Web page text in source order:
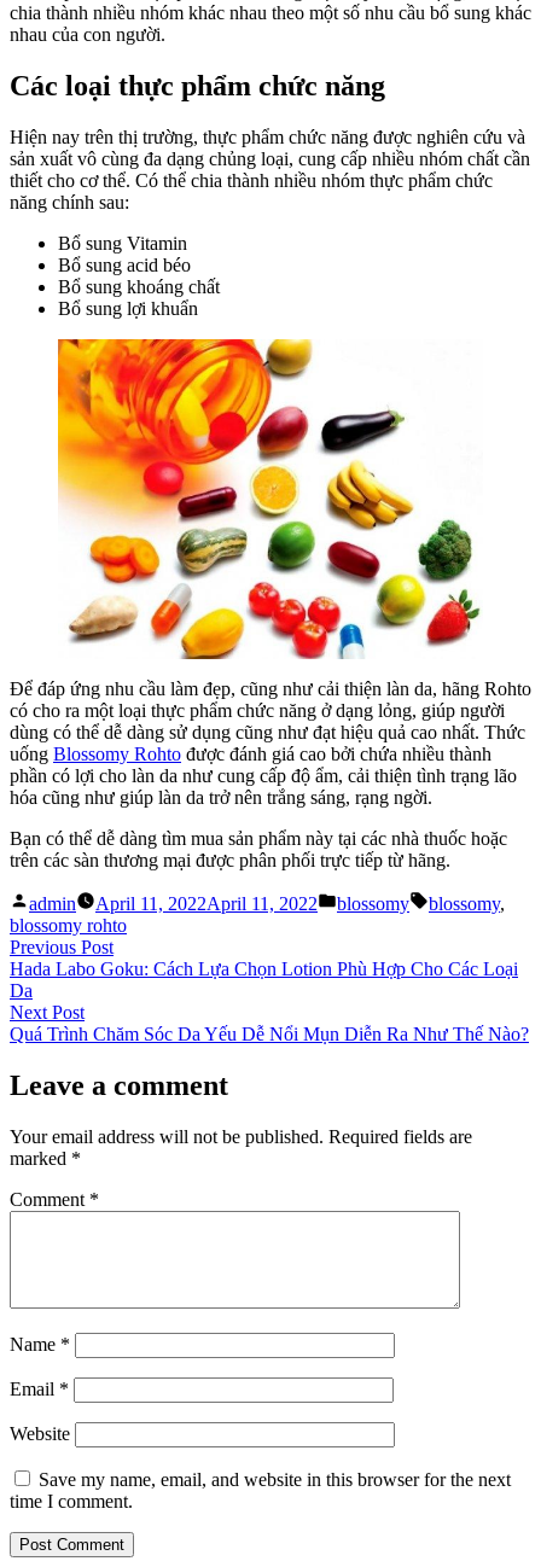
chia thành nhiều nhóm khác nhau theo một số nhu cầu bổ sung khác
nhau của con người.
Các loại thực phẩm chức năng
Hiện nay trên thị trường, thực phẩm chức năng được nghiên cứu và
sản xuất vô cùng đa dạng chủng loại, cung cấp nhiều nhóm chất cần
thiết cho cơ thể. Có thể chia thành nhiều nhóm thực phẩm chức
năng chính sau:
Bổ sung Vitamin
Bổ sung acid béo
Bổ sung khoáng chất
Bổ sung lợi khuẩn
Để đáp ứng nhu cầu làm đẹp, cũng như cải thiện làn da, hãng Rohto
có cho ra một loại thực phẩm chức năng ở dạng lỏng, giúp người
dùng có thể dễ dàng sử dụng cũng như đạt hiệu quả cao nhất. Thức
uống Blossomy Rohto được đánh giá cao bởi chứa nhiều thành
phần có lợi cho làn da như cung cấp độ ẩm, cải thiện tình trạng lão
hóa cũng như giúp làn da trở nên trắng sáng, rạng ngời.
Bạn có thể dễ dàng tìm mua sản phẩm này tại các nhà thuốc hoặc
trên các sàn thương mại được phân phối trực tiếp từ hãng.
Posted
by
admin April 11, 2022April 11, 2022
Posted
blossomy Tags:
blossomy,
blossomy rohto
Post
navigation
Previous PostPrevious
post:
Hada Labo Goku: Cách Lựa Chọn Lotion Phù Hợp Cho Các Loại
Da
Next PostNext
post:
Quá Trình Chăm Sóc Da Yếu Dễ Nổi Mụn Diễn Ra Như Thế Nào?
Leave a comment
Your email address will not be published. Required fields are
marked *
Comment *
Name *
Email *
Website
Save my name, email, and website in this browser for the next
time I comment.